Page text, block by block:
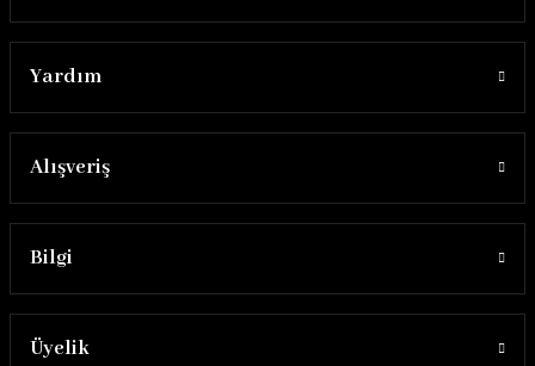
Yardım
Alışveriş
Bilgi
Üyelik